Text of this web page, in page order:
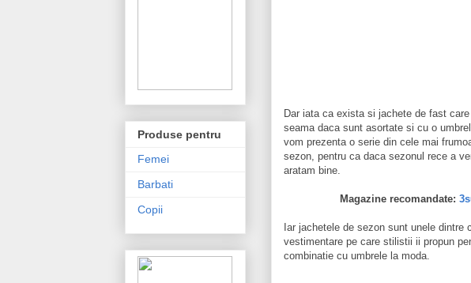
Dar iata ca exista si jachete de fast
seama daca sunt asortate si cu o
vom prezenta o serie din cele mai
sezon, pentru ca daca sezonul rece a
aratam bine.
Magazine recomandate:
Iar jachetele de sezon sunt unele dintre
vestimentare pe care stilistii ii propun
combinatie cu umbrele la moda.
Produse pentru
Femei
Barbati
Copii